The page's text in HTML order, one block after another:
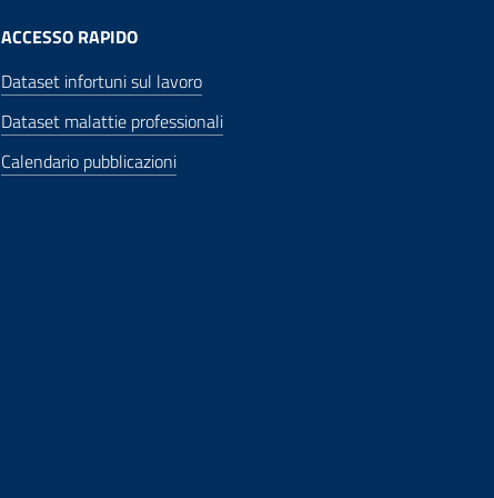
ACCESSO RAPIDO
Dataset infortuni sul lavoro
Dataset malattie professionali
Calendario pubblicazioni